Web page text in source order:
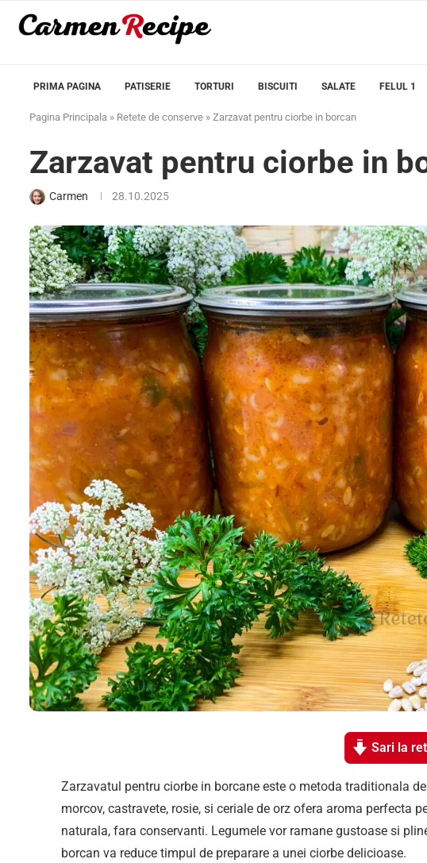
PRIMA PAGINA PATISERIE TORTURI BISCUITI SALATE FELUL 1
Pagina Principala » Retete de conserve » Zarzavat pentru ciorbe in borcan
Zarzavat pentru ciorbe in
Carmen 28.10.2025
Sari la
Zarzavatul pentru ciorbe in borcane este o metoda traditionala
morcov, castravete, rosie, si ceriale de orz ofera aroma perfecta
naturala, fara conservanti. Legumele vor ramane gustoase si
borcan va reduce timpul de preparare a unei ciorbe delicioase.